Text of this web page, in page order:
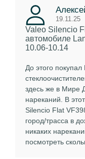
19.11.25
Valeo Silencio
автомобиле
10.06-10.14
До этого
здесь же в Мире
нареканий. В
Silencio Flat
город/трасса в
никаких
посмотреть